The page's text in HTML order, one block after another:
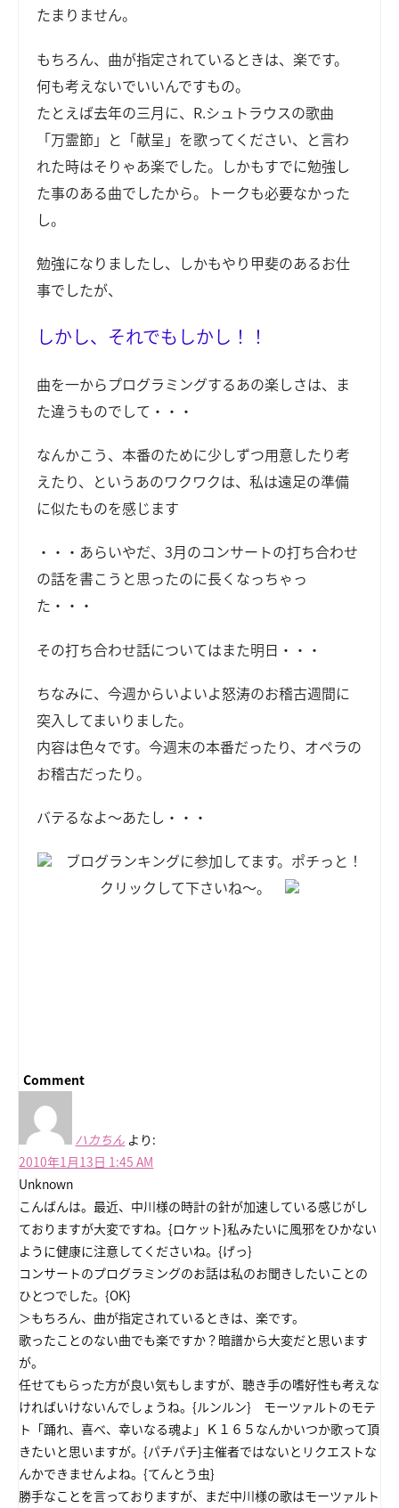
たまりません。
もちろん、曲が指定されているときは、楽です。
何も考えないでいいんですもの。
たとえば去年の三月に、R.シュトラウスの歌曲
「万霊節」と「献呈」を歌ってください、と言わ
れた時はそりゃあ楽でした。しかもすでに勉強し
た事のある曲でしたから。トークも必要なかった
し。
勉強になりましたし、しかもやり甲斐のあるお仕
事でしたが、
しかし、それでもしかし！！
曲を一からプログラミングするあの楽しさは、ま
た違うものでして・・・
なんかこう、本番のために少しずつ用意したり考
えたり、というあのワクワクは、私は遠足の準備
に似たものを感じます
・・・あらいやだ、3月のコンサートの打ち合わせ
の話を書こうと思ったのに長くなっちゃっ
た・・・
その打ち合わせ話についてはまた明日・・・
ちなみに、今週からいよいよ怒涛のお稽古週間に
突入してまいりました。
内容は色々です。今週末の本番だったり、オペラの
お稽古だったり。
バテるなよ～あたし・・・
ブログランキングに参加してます。ポチっと！
クリックして下さいね～。
Comment
ハカちん より:
2010年1月13日 1:45 AM
Unknown
こんばんは。最近、中川様の時計の針が加速している感じがし
ておりますが大変ですね。{ロケット}私みたいに風邪をひかない
ように健康に注意してくださいね。{げっ}
コンサートのプログラミングのお話は私のお聞きしたいことの
ひとつでした。{OK}
＞もちろん、曲が指定されているときは、楽です。
歌ったことのない曲でも楽ですか？暗譜から大変だと思います
が。
任せてもらった方が良い気もしますが、聴き手の嗜好性も考えな
ければいけないんでしょうね。{ルンルン} モーツァルトのモテ
ト「踊れ、喜べ、幸いなる魂よ」Ｋ１６５なんかいつか歌って頂
きたいと思いますが。{パチパチ}主催者ではないとリクエストな
んかできませんよね。{てんとう虫}
勝手なことを言っておりますが、まだ中川様の歌はモーツァルト